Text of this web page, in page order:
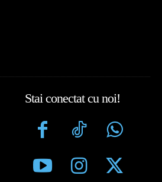
Stai conectat cu noi!